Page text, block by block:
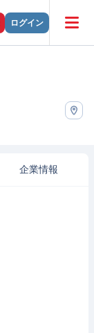
ログイン
企業情報